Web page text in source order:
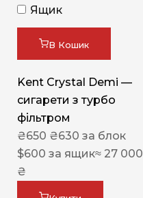
Ящик
В Кошик
Kent Crystal Demi —
сигарети з турбо
фільтром
₴650 ₴630 за блок
$600 за ящик≈ 27 000
₴